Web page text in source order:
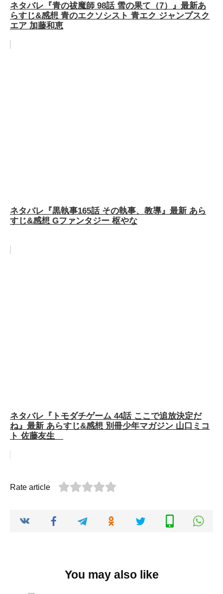
ネタバレ『青の祓魔師 98話 雪の果て（7）』最新あ
らすじ&感想 青のエクソシスト 青エク ジャンプスク
エア 加藤和恵
ネタバレ『黒執事165話 その執事、教導』最新 あら
すじ&感想 Gファンタジー 枢やな
ネタバレ『トモダチゲーム 44話 ここで追放決定だ
ね』最新 あらすじ&感想 別冊少年マガジン 山口ミコ
ト 佐藤友生
Rate article
You may also like